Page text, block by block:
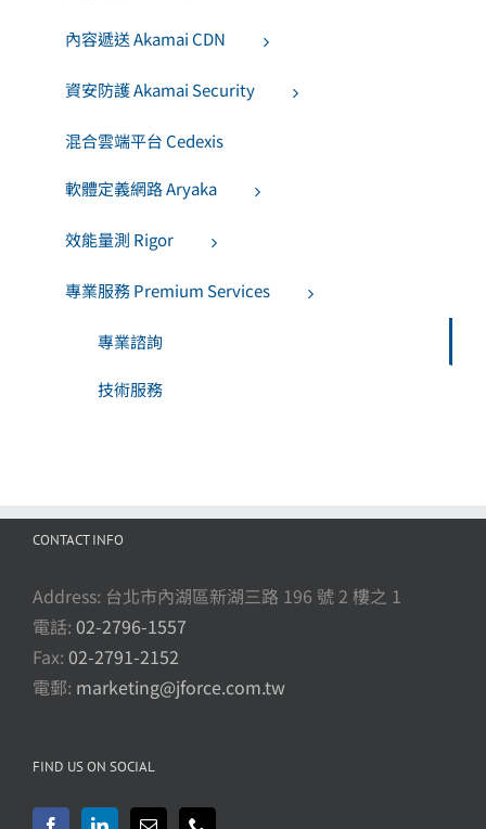
內容遞送 Akamai CDN
資安防護 Akamai Security
混合雲端平台 Cedexis
軟體定義網路 Aryaka
效能量測 Rigor
專業服務 Premium Services
專業諮詢
技術服務
CONTACT INFO
Address: 台北市內湖區新湖三路 196 號 2 樓之 1
電話: 02-2796-1557
Fax: 02-2791-2152
電郵: marketing@jforce.com.tw
FIND US ON SOCIAL